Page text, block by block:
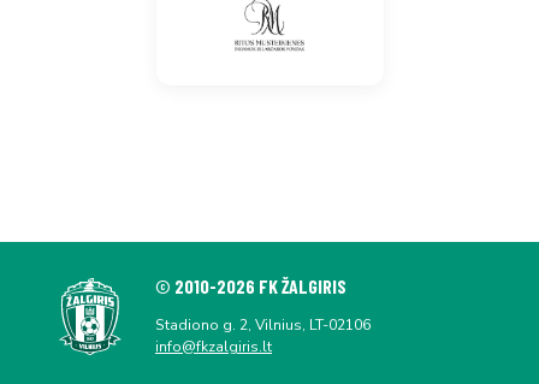
© 2010-2026 FK ŽALGIRIS
Stadiono g. 2, Vilnius, LT-02106
info@fkzalgiris.lt